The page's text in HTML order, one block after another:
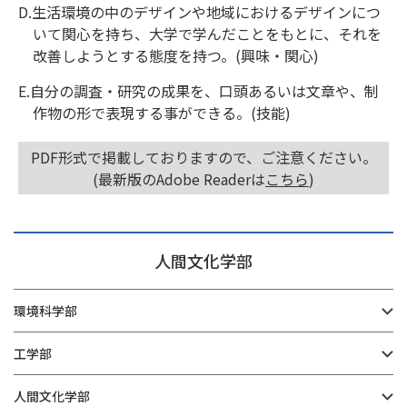
人間文化学部
環境科学部
工学部
人間文化学部
D.生活環境の中のデザインや地域におけるデザインにつ
いて関心を持ち、大学で学んだことをもとに、それを
改善しようとする態度を持つ。(興味・関心)
E.自分の調査・研究の成果を、口頭あるいは文章や、制
作物の形で表現する事ができる。(技能)
PDF形式で掲載しておりますので、ご注意ください。
(最新版のAdobe Readerはこちら)